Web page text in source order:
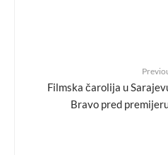
Filmska čarolija u
Bravo pred